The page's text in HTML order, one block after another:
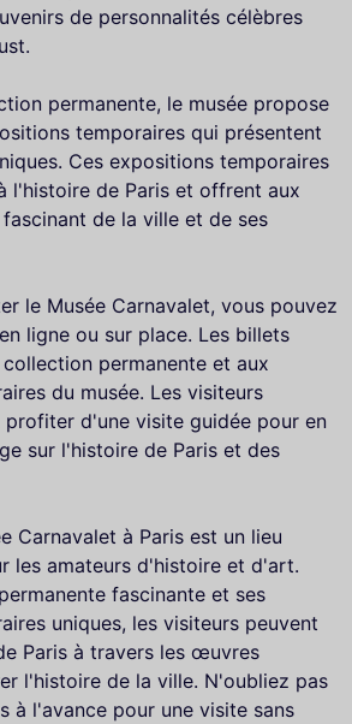
de personnalités célèbres
permanente, le musée propose
temporaires qui présentent
Ces expositions temporaires
l'histoire de Paris et offrent aux
de la ville et de ses
le Musée Carnavalet, vous pouvez
ligne ou sur place. Les billets
permanente et aux
du musée. Les visiteurs
profiter d'une visite guidée pour en
sur l'histoire de Paris et des
Carnavalet à Paris est un lieu
les amateurs d'histoire et d'art.
fascinante et ses
uniques, les visiteurs peuvent
Paris à travers les œuvres
l'histoire de la ville. N'oubliez pas
à l'avance pour une visite sans